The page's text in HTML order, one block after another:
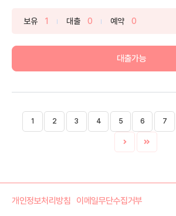
보유 1 대출 0 예약 0
대출가능
1 2 3 4 5 6 7
개인정보처리방침 이메일무단수집거부